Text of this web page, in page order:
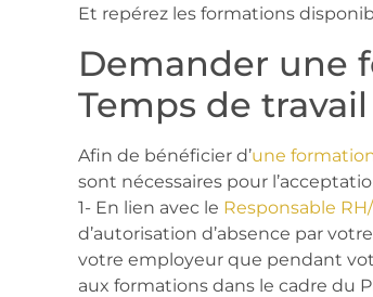
Et repérez les formations
Demander une
Temps de travail
Afin de bénéficier d’une
sont nécessaires pour
1- En lien avec le Responsable
d’autorisation d’absence par
votre employeur que pendant
aux formations dans le cadre du